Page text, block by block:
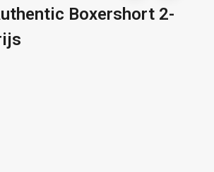
Boxershort 2-